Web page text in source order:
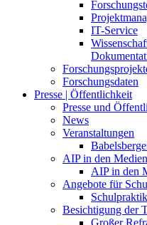
IT-Service
Forschungsdaten
Presse | Öffentlichkeit
Presse und
News
Veranstaltungen
AIP in den Medien
AIP in den
Angebote für
Besichtigung der
Großer